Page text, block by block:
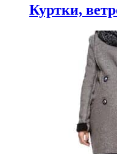
Куртки,